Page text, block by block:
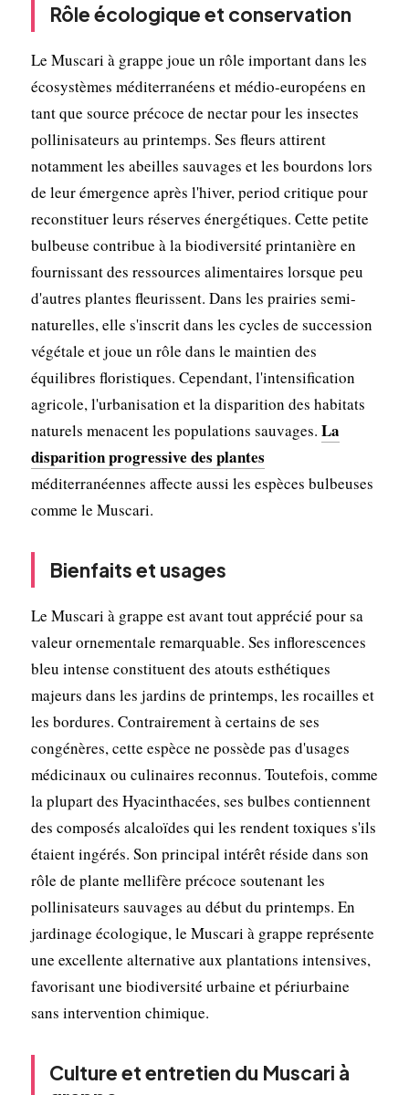
Rôle écologique et conservation
Le Muscari à grappe joue un rôle important dans les
écosystèmes méditerranéens et médio-européens en
tant que source précoce de nectar pour les insectes
pollinisateurs au printemps. Ses fleurs attirent
notamment les abeilles sauvages et les bourdons lors
de leur émergence après l'hiver, period critique pour
reconstituer leurs réserves énergétiques. Cette petite
bulbeuse contribue à la biodiversité printanière en
fournissant des ressources alimentaires lorsque peu
d'autres plantes fleurissent. Dans les prairies semi-
naturelles, elle s'inscrit dans les cycles de succession
végétale et joue un rôle dans le maintien des
équilibres floristiques. Cependant, l'intensification
agricole, l'urbanisation et la disparition des habitats
naturels menacent les populations sauvages. La
disparition progressive des plantes
méditerranéennes affecte aussi les espèces bulbeuses
comme le Muscari.
Bienfaits et usages
Le Muscari à grappe est avant tout apprécié pour sa
valeur ornementale remarquable. Ses inflorescences
bleu intense constituent des atouts esthétiques
majeurs dans les jardins de printemps, les rocailles et
les bordures. Contrairement à certains de ses
congénères, cette espèce ne possède pas d'usages
médicinaux ou culinaires reconnus. Toutefois, comme
la plupart des Hyacinthacées, ses bulbes contiennent
des composés alcaloïdes qui les rendent toxiques s'ils
étaient ingérés. Son principal intérêt réside dans son
rôle de plante mellifère précoce soutenant les
pollinisateurs sauvages au début du printemps. En
jardinage écologique, le Muscari à grappe représente
une excellente alternative aux plantations intensives,
favorisant une biodiversité urbaine et périurbaine
sans intervention chimique.
Culture et entretien du Muscari à